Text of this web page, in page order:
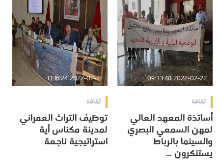
2022-02-22 09:33:48
ثقافة
أساتذة المعهد العالي
لمهن السمعي البصري
والسينما بالرباط
يستنكرون ...
2022-02-21 13:16:24
ثقافة
توظيف التراث العمراني
لمدينة مكناس أية
استراتيجية ناجعة